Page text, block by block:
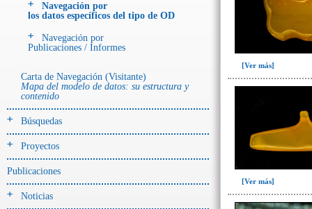
(individuos)(114)
estratigráficas(411)
~Ayuda ODA(1)
Navegación por
los datos específicos del tipo de OD
Navegación por
Publicaciones / Informes
Carta de Navegación (Visitante)
Mapa del modelo de datos: su estructura y
contenido
Búsquedas
Proyectos
Publicaciones
Noticias
[Ver más]
[Ver más]